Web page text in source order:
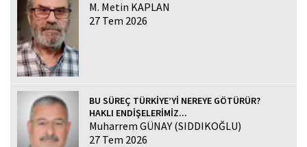
M. Metin KAPLAN
27 Tem 2026
BU SÜREÇ TÜRKİYE’Yİ NEREYE GÖTÜRÜR?
HAKLI ENDİŞELERİMİZ...
Muharrem GÜNAY (SIDDIKOĞLU)
27 Tem 2026